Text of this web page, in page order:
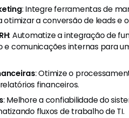
: Integre ferramentas de
otimizar a conversão de leads e
: Automatize a integração de
comunicações internas para
: Otimize o
financeiros.
: Melhore a confiabilidade do
fluxos de trabalho de TI.